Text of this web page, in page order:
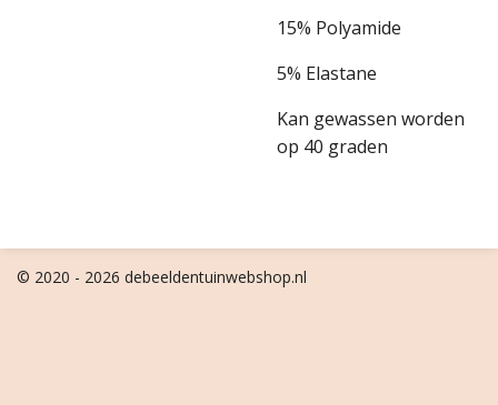
15% Polyamide
5% Elastane
Kan gewassen worden
op 40 graden
© 2020 - 2026 debeeldentuinwebshop.nl